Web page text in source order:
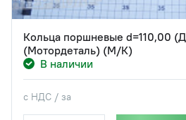
Кольца поршневые d=110,00
(Мотордеталь) (М/К)
В наличии
с НДС / за